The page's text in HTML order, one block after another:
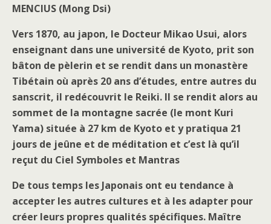
MENCIUS (Mong Dsi)
Vers 1870, au japon, le Docteur Mikao Usui, alors
enseignant dans une université de Kyoto, prit son
bâton de pèlerin et se rendit dans un monastère
Tibétain où après 20 ans d’études, entre autres du
sanscrit, il redécouvrit le Reiki. Il se rendit alors au
sommet de la montagne sacrée (le mont Kuri
Yama) située à 27 km de Kyoto et y pratiqua 21
jours de jeûne et de méditation et c’est là qu’il
reçut du Ciel Symboles et Mantras
De tous temps les Japonais ont eu tendance à
accepter les autres cultures et à les adapter pour
créer leurs propres qualités spécifiques. Maître